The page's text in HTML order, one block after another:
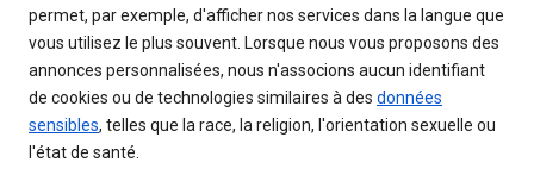
permet, par exemple, d'afficher nos services dans la langue que
vous utilisez le plus souvent. Lorsque nous vous proposons des
annonces personnalisées, nous n'associons aucun identifiant
de cookies ou de technologies similaires à des données
sensibles, telles que la race, la religion, l'orientation sexuelle ou
l'état de santé.